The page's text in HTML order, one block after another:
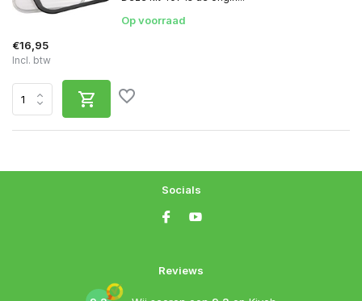
Op voorraad
€16,95
Incl. btw
Reviews
Socials